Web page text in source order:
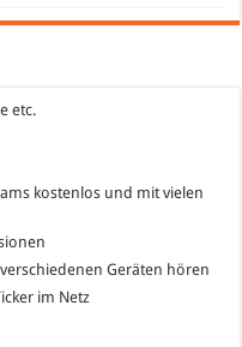
etc.
kostenlos und mit vielen
Geräten hören
im Netz